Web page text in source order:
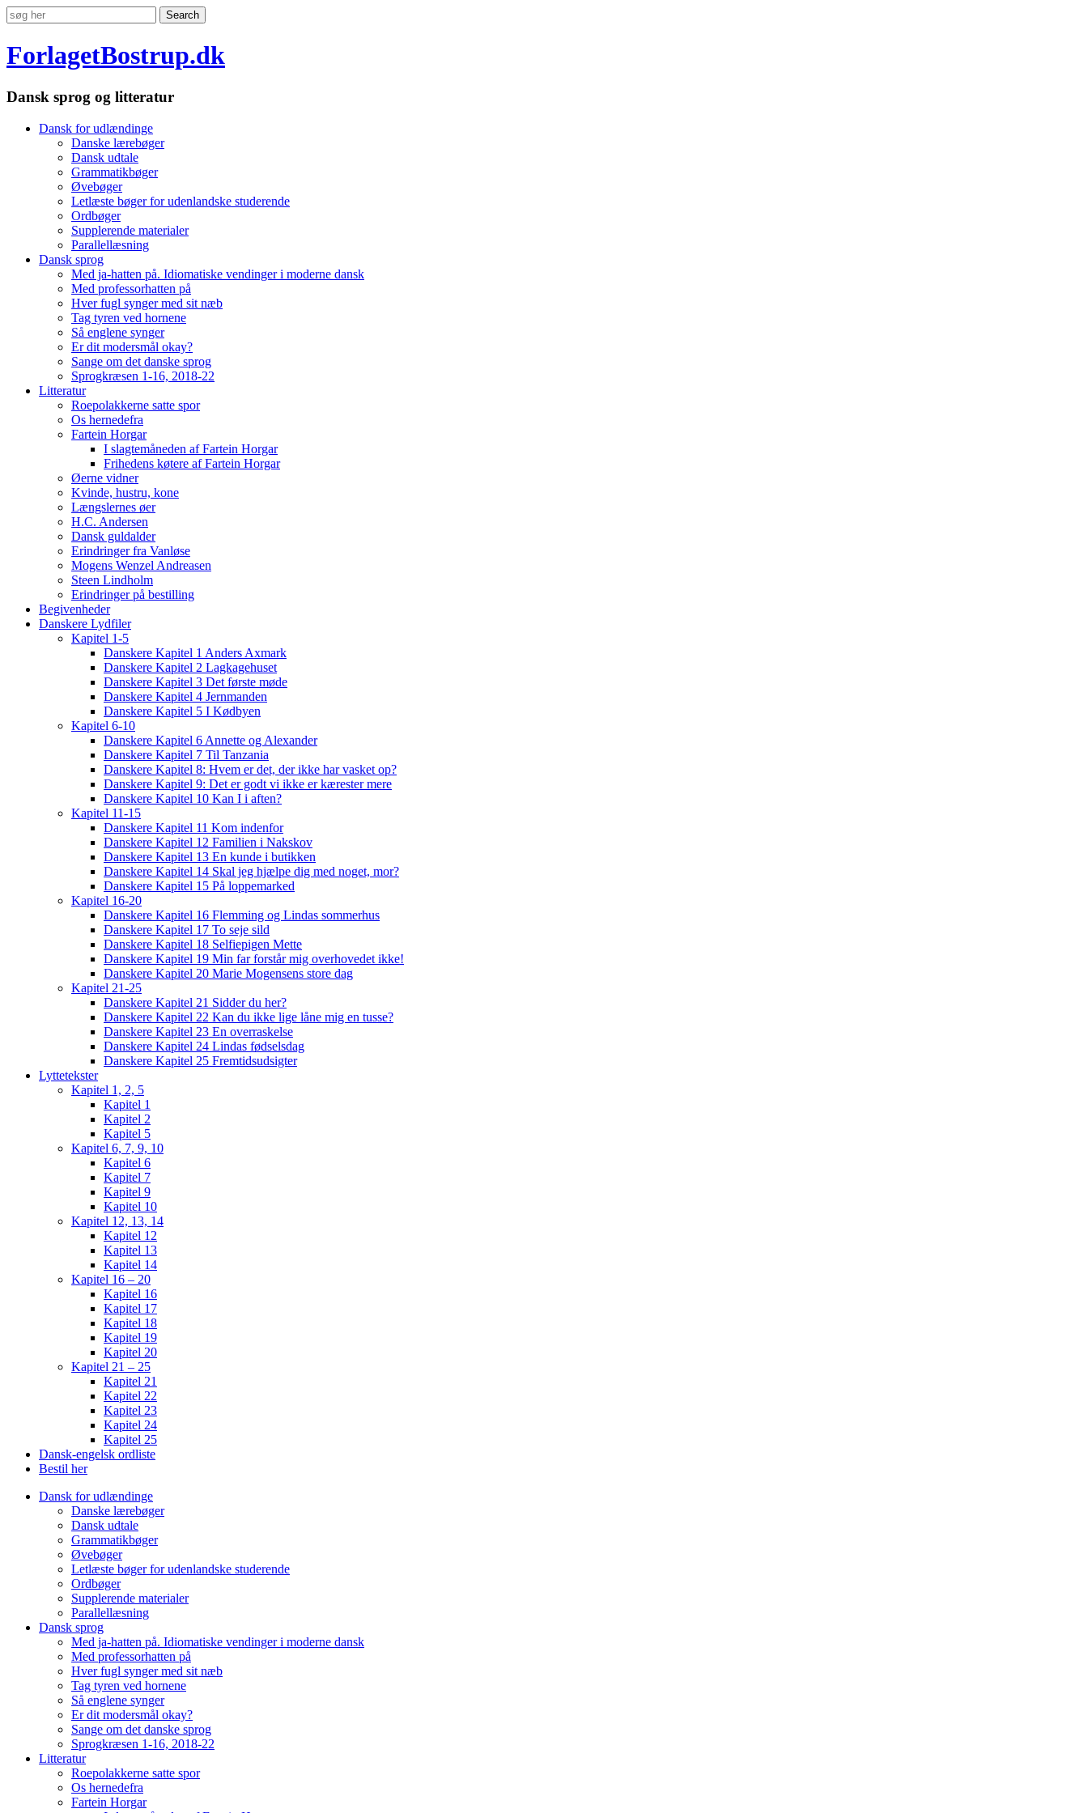
ForlagetBostrup.dk
Dansk sprog og litteratur
Dansk for udlændinge
Danske lærebøger
Dansk udtale
Grammatikbøger
Øvebøger
Letlæste bøger for udenlandske studerende
Ordbøger
Supplerende materialer
Parallellæsning
Dansk sprog
Med ja-hatten på. Idiomatiske vendinger i moderne dansk
Med professorhatten på
Hver fugl synger med sit næb
Tag tyren ved hornene
Så englene synger
Er dit modersmål okay?
Sange om det danske sprog
Sprogkræsen 1-16, 2018-22
Litteratur
Roepolakkerne satte spor
Os hernedefra
Fartein Horgar
I slagtemåneden af Fartein Horgar
Frihedens køtere af Fartein Horgar
Øerne vidner
Kvinde, hustru, kone
Længslernes øer
H.C. Andersen
Dansk guldalder
Erindringer fra Vanløse
Mogens Wenzel Andreasen
Steen Lindholm
Erindringer på bestilling
Begivenheder
Danskere Lydfiler
Kapitel 1-5
Danskere Kapitel 1 Anders Axmark
Danskere Kapitel 2 Lagkagehuset
Danskere Kapitel 3 Det første møde
Danskere Kapitel 4 Jernmanden
Danskere Kapitel 5 I Kødbyen
Kapitel 6-10
Danskere Kapitel 6 Annette og Alexander
Danskere Kapitel 7 Til Tanzania
Danskere Kapitel 8: Hvem er det, der ikke har vasket op?
Danskere Kapitel 9: Det er godt vi ikke er kærester mere
Danskere Kapitel 10 Kan I i aften?
Kapitel 11-15
Danskere Kapitel 11 Kom indenfor
Danskere Kapitel 12 Familien i Nakskov
Danskere Kapitel 13 En kunde i butikken
Danskere Kapitel 14 Skal jeg hjælpe dig med noget, mor?
Danskere Kapitel 15 På loppemarked
Kapitel 16-20
Danskere Kapitel 16 Flemming og Lindas sommerhus
Danskere Kapitel 17 To seje sild
Danskere Kapitel 18 Selfiepigen Mette
Danskere Kapitel 19 Min far forstår mig overhovedet ikke!
Danskere Kapitel 20 Marie Mogensens store dag
Kapitel 21-25
Danskere Kapitel 21 Sidder du her?
Danskere Kapitel 22 Kan du ikke lige låne mig en tusse?
Danskere Kapitel 23 En overraskelse
Danskere Kapitel 24 Lindas fødselsdag
Danskere Kapitel 25 Fremtidsudsigter
Lyttetekster
Kapitel 1, 2, 5
Kapitel 1
Kapitel 2
Kapitel 5
Kapitel 6, 7, 9, 10
Kapitel 6
Kapitel 7
Kapitel 9
Kapitel 10
Kapitel 12, 13, 14
Kapitel 12
Kapitel 13
Kapitel 14
Kapitel 16 – 20
Kapitel 16
Kapitel 17
Kapitel 18
Kapitel 19
Kapitel 20
Kapitel 21 – 25
Kapitel 21
Kapitel 22
Kapitel 23
Kapitel 24
Kapitel 25
Dansk-engelsk ordliste
Bestil her
Dansk for udlændinge
Danske lærebøger
Dansk udtale
Grammatikbøger
Øvebøger
Letlæste bøger for udenlandske studerende
Ordbøger
Supplerende materialer
Parallellæsning
Dansk sprog
Med ja-hatten på. Idiomatiske vendinger i moderne dansk
Med professorhatten på
Hver fugl synger med sit næb
Tag tyren ved hornene
Så englene synger
Er dit modersmål okay?
Sange om det danske sprog
Sprogkræsen 1-16, 2018-22
Litteratur
Roepolakkerne satte spor
Os hernedefra
Fartein Horgar